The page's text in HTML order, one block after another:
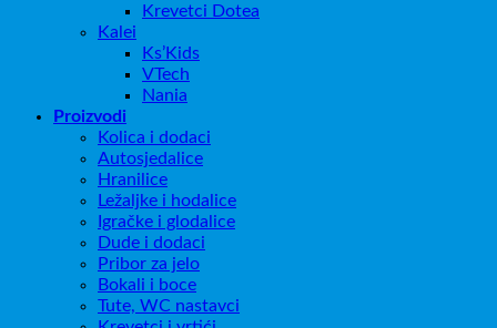
Krevetci Dotea
Kalei
Ks’Kids
VTech
Nania
Proizvodi
Kolica i dodaci
Autosjedalice
Hranilice
Ležaljke i hodalice
Igračke i glodalice
Dude i dodaci
Pribor za jelo
Bokali i boce
Tute, WC nastavci